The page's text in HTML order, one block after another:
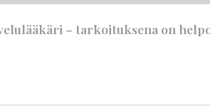
– tarkoituksena on